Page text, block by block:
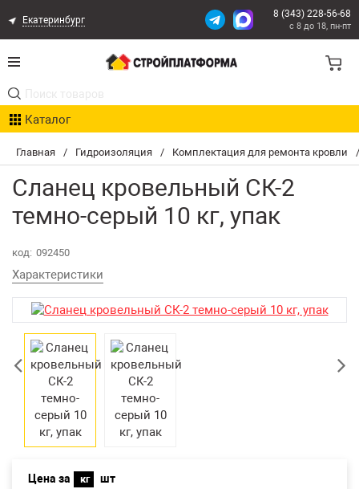
Главная / Гидроизоляция / Комплектация для ремонта кровли /
Сланец кровельный СК-2
темно-серый 10 кг, упак
код: 092450
Характеристики
Цена за кг шт
Екатеринбург
8 (343) 228-56-68
с 8 до 18, пн-пт
Каталог
Акции
Расчет доставки
Организациям
Опыт поставок
Контакты
Оплата и Доставка
Возврат товара
Екатеринбург